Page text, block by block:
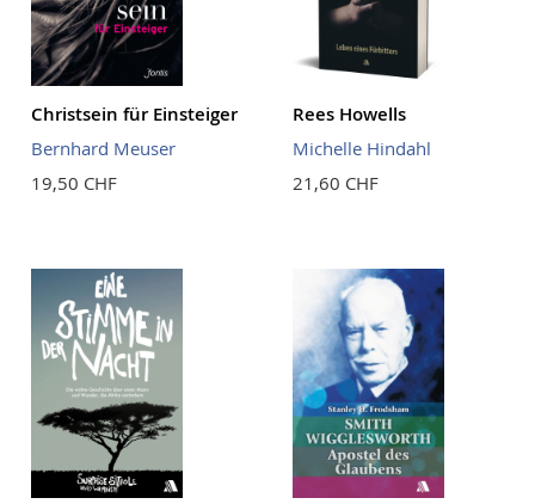
Christsein für Einsteiger
Bernhard Meuser
19,50 CHF
Rees Howells
Michelle Hindahl
21,60 CHF